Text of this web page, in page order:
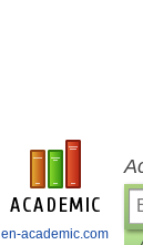
en-academic.com